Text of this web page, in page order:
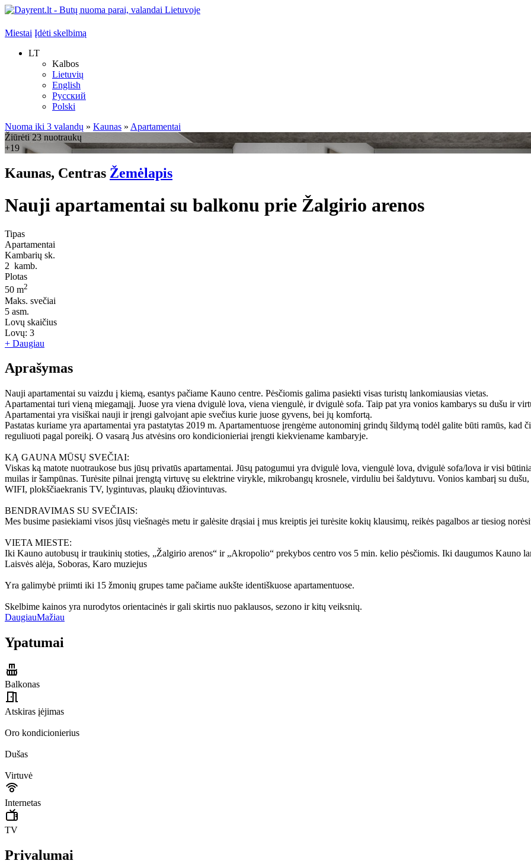
Miestai Įdėti skelbimą
LT
Kalbos
Lietuvių
English
Русский
Polski
Nuoma iki 3 valandų » Kaunas » Apartamentai
Žiūrėti 23 nuotraukų
+19
Kaunas, Centras Žemėlapis
Nauji apartamentai su balkonu prie Žalgirio arenos
Tipas
Apartamentai
Kambarių sk.
2 kamb.
Plotas
50 m2
Maks. svečiai
5 asm.
Lovų skaičius
Lovų: 3
+ Daugiau
Aprašymas
Nauji apartamentai su vaizdu į kiemą, esantys pačiame Kauno centre. Pėsčiomis galima pasiekti visas turistų lankomiausias vietas.
Apartamentai turi vieną miegamąjį. Juose yra viena dvigulė lova, viena viengulė, ir dvigulė sofa. Taip pat yra vonios kambarys su dušu ir
Apartamentai yra visiškai nauji ir įrengi galvojant apie svečius kurie juose gyvens, bei jų komfortą.
Pastatas kuriame yra apartamentai yra pastatytas 2019 m. Apartamentuose įrengėme autonominį grindų šildymą todėl galite būti ramūs, kad
reguliuoti pagal poreikį. O vasarą Jus atvėsins oro kondicionieriai įrengti kiekviename kambaryje.
KĄ GAUNA MŪSŲ SVEČIAI:
Viskas ką matote nuotraukose bus jūsų privatūs apartamentai. Jūsų patogumui yra dvigulė lova, viengulė lova, dvigulė sofa/lova ir visi
muilas ir šampūnas. Turėsite pilnai įrengtą virtuvę su elektrine virykle, mikrobangų krosnele, virduliu bei šaldytuvu. Vonios kambarį su
WIFI, plokščiaekranis TV, lygintuvas, plaukų džiovintuvas.
BENDRAVIMAS SU SVEČIAIS:
Mes busime pasiekiami visos jūsų viešnagės metu ir galėsite drąsiai į mus kreiptis jei turėsite kokių klausimų, reikės pagalbos ar tiesiog
VIETA MIESTE:
Iki Kauno autobusų ir traukinių stoties, „Žalgirio arenos“ ir „Akropolio“ prekybos centro vos 5 min. kelio pėsčiomis. Iki daugumos Kauno
Laisvės alėja, Soboras, Karo muziejus
Yra galimybė priimti iki 15 žmonių grupes tame pačiame aukšte identiškuose apartamentuose.
Skelbime kainos yra nurodytos orientacinės ir gali skirtis nuo paklausos, sezono ir kitų veiksnių.
DaugiauMažiau
Ypatumai
Balkonas
Atskiras įėjimas
Oro kondicionierius
Dušas
Virtuvė
Internetas
TV
Privalumai